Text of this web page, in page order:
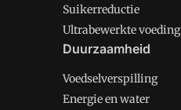
Suikerreductie
Ultrabewerkte voeding
Duurzaamheid
Voedselverspilling
Energie en water